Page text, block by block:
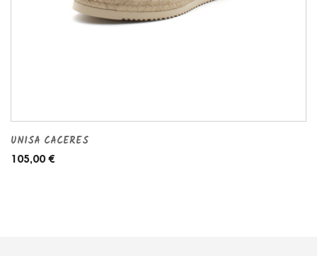
UNISA CACERES
105,00 €